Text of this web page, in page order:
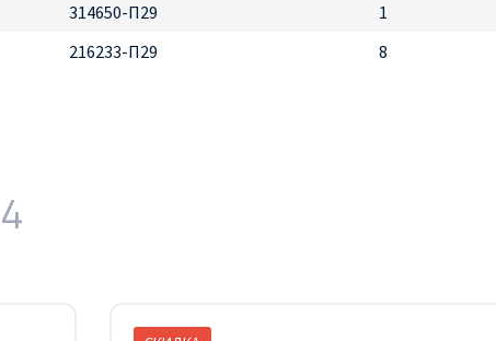
314650-П29
1
216233-П29 8
4